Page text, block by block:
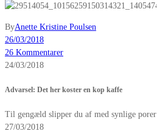
ByAnette Kristine Poulsen
26/03/2018
26 Kommentarer
24/03/2018
Advarsel: Det her koster en kop kaffe
Til gengæld slipper du af med synlige porer
27/03/2018